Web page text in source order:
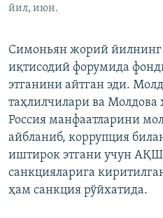
йил, июн.
Симоньян жорий йилнинг
иқтисодий форумида
этганини айтган эди.
таҳлилчилари ва
Россия манфаатларини
айбланиб, коррупция
иштирок этгани учун
санкцияларига
ҳам санкция рўйхатида.